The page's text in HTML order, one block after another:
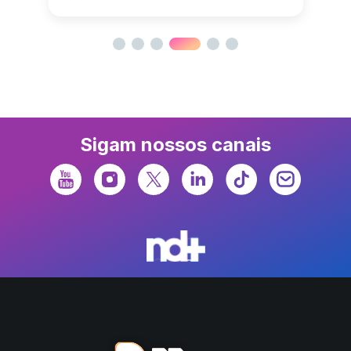
Sigam nossos canais